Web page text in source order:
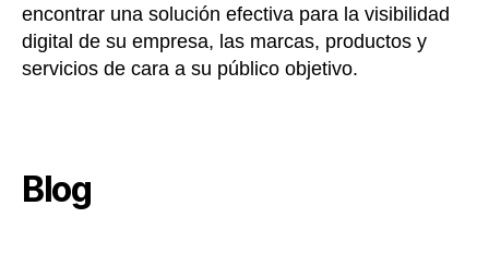
encontrar una solución efectiva para la visibilidad
digital de su empresa, las marcas, productos y
servicios de cara a su público objetivo.
Blog